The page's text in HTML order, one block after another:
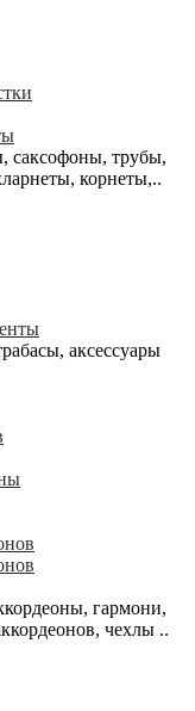
саксофоны, трубы,
корнеты,..
аксессуары
гармони,
чехлы ..